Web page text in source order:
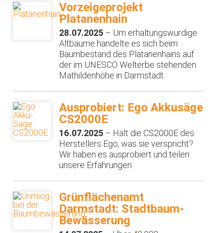
Vorzeigeprojekt
Platanenhain
28.07.2025 – Um erhaltungswürdige
Altbäume handelte es sich beim
Baumbestand des Platanenhains auf
der im UNESCO Welterbe stehenden
Mathildenhöhe in Darmstadt.
Ausprobiert: Ego Akkusäge
CS2000E
16.07.2025 – Hält die CS2000E des
Herstellers Ego, was sie verspricht?
Wir haben es ausprobiert und teilen
unsere Erfahrungen.
Grünflächenamt
Darmstadt: Stadtbaum-
Bewässerung